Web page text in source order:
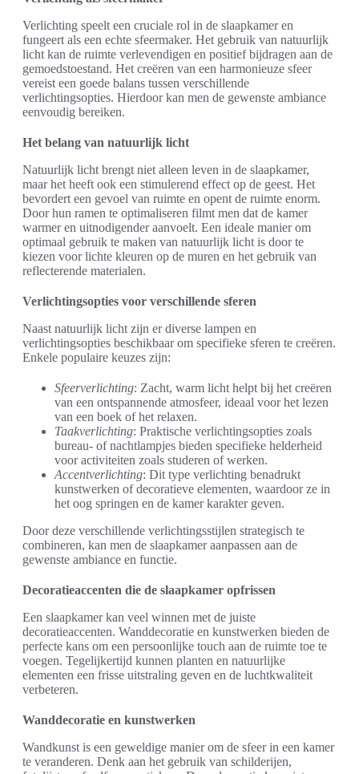
Verlichting speelt een cruciale rol in de slaapkamer en
fungeert als een echte sfeermaker. Het gebruik van natuurlijk
licht kan de ruimte verlevendigen en positief bijdragen aan de
gemoedstoestand. Het creëren van een harmonieuze sfeer
vereist een goede balans tussen verschillende
verlichtingsopties. Hierdoor kan men de gewenste ambiance
eenvoudig bereiken.
Het belang van natuurlijk licht
Natuurlijk licht brengt niet alleen leven in de slaapkamer,
maar het heeft ook een stimulerend effect op de geest. Het
bevordert een gevoel van ruimte en opent de ruimte enorm.
Door hun ramen te optimaliseren filmt men dat de kamer
warmer en uitnodigender aanvoelt. Een ideale manier om
optimaal gebruik te maken van natuurlijk licht is door te
kiezen voor lichte kleuren op de muren en het gebruik van
reflecterende materialen.
Verlichtingsopties voor verschillende sferen
Naast natuurlijk licht zijn er diverse lampen en
verlichtingsopties beschikbaar om specifieke sferen te creëren.
Enkele populaire keuzes zijn:
Sfeerverlichting: Zacht, warm licht helpt bij het creëren
van een ontspannende atmosfeer, ideaal voor het lezen
van een boek of het relaxen.
Taakverlichting: Praktische verlichtingsopties zoals
bureau- of nachtlampjes bieden specifieke helderheid
voor activiteiten zoals studeren of werken.
Accentverlichting: Dit type verlichting benadrukt
kunstwerken of decoratieve elementen, waardoor ze in
het oog springen en de kamer karakter geven.
Door deze verschillende verlichtingsstijlen strategisch te
combineren, kan men de slaapkamer aanpassen aan de
gewenste ambiance en functie.
Decoratieaccenten die de slaapkamer opfrissen
Een slaapkamer kan veel winnen met de juiste
decoratieaccenten. Wanddecoratie en kunstwerken bieden de
perfecte kans om een persoonlijke touch aan de ruimte toe te
voegen. Tegelijkertijd kunnen planten en natuurlijke
elementen een frisse uitstraling geven en de luchtkwaliteit
verbeteren.
Wanddecoratie en kunstwerken
Wandkunst is een geweldige manier om de sfeer in een kamer
te veranderen. Denk aan het gebruik van schilderijen,